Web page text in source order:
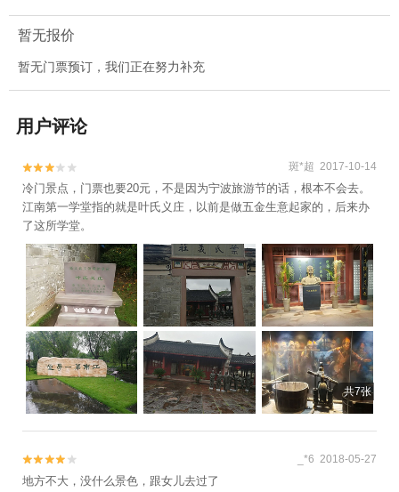
暂无报价
暂无门票预订，我们正在努力补充
用户评论

 斑*超 2017-10-14
冷门景点，门票也要20元，不是因为宁波旅游节的话，根本不会去。
江南第一学堂指的就是叶氏义庄，以前是做五金生意起家的，后来办
了这所学堂。
共7张

 _*6 2018-05-27
地方不大，没什么景色，跟女儿去过了